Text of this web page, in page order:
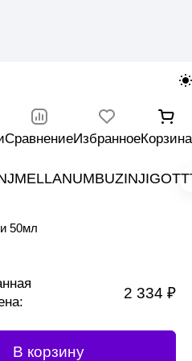
СравнениеИзбранноеКорзина
JMELLANUMBUZINJIGOTT
50мл
2 334 ₽
В корзину